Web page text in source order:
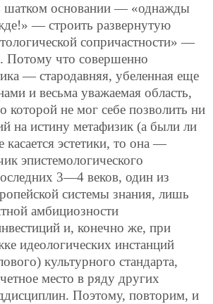
шатком основании — «однажды
— строить развернутую
сопричастности» —
Потому что совершенно
— стародавняя, убеленная еще
и весьма уважаемая область,
которой не мог себе позволить ни
на истину метафизик (а были ли
эстетики, то она —
эпистемологического
3—4 веков, один из
системы знания, лишь
амбициозности
и, конечно же, при
идеологических инстанций
культурного стандарта,
место в ряду других
Поэтому, повторим, и